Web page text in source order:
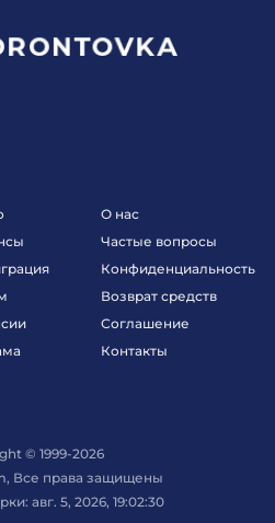
О нас
Частые вопросы
Конфиденциальность
Возврат средств
Соглашение
Контакты
© 1999-2026
Все права защищены
авг. 5, 2026, 19:02:30